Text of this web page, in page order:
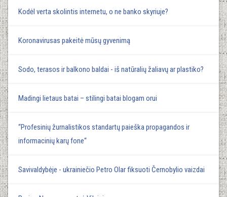
Kodėl verta skolintis internetu, o ne banko skyriuje?
Koronavirusas pakeitė mūsų gyvenimą
Sodo, terasos ir balkono baldai - iš natūralių žaliavų ar plastiko?
Madingi lietaus batai – stilingi batai blogam orui
“Profesinių žurnalistikos standartų paieška propagandos ir
informacinių karų fone“
Savivaldybėje - ukrainiečio Petro Olar fiksuoti Černobylio vaizdai